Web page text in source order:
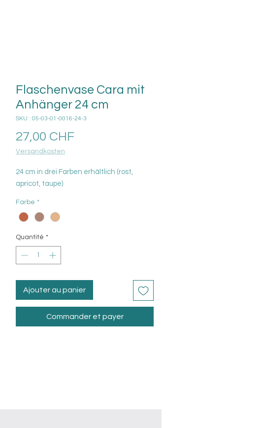
Flaschenvase Cara mit
Anhänger 24 cm
SKU : 05-03-01-0016-24-3
27,00 CHFPrix
Versandkosten
24 cm in drei Farben erhältlich (rost,
apricot, taupe)
Farbe *
Quantité *
Ajouter au panier
Commander et payer